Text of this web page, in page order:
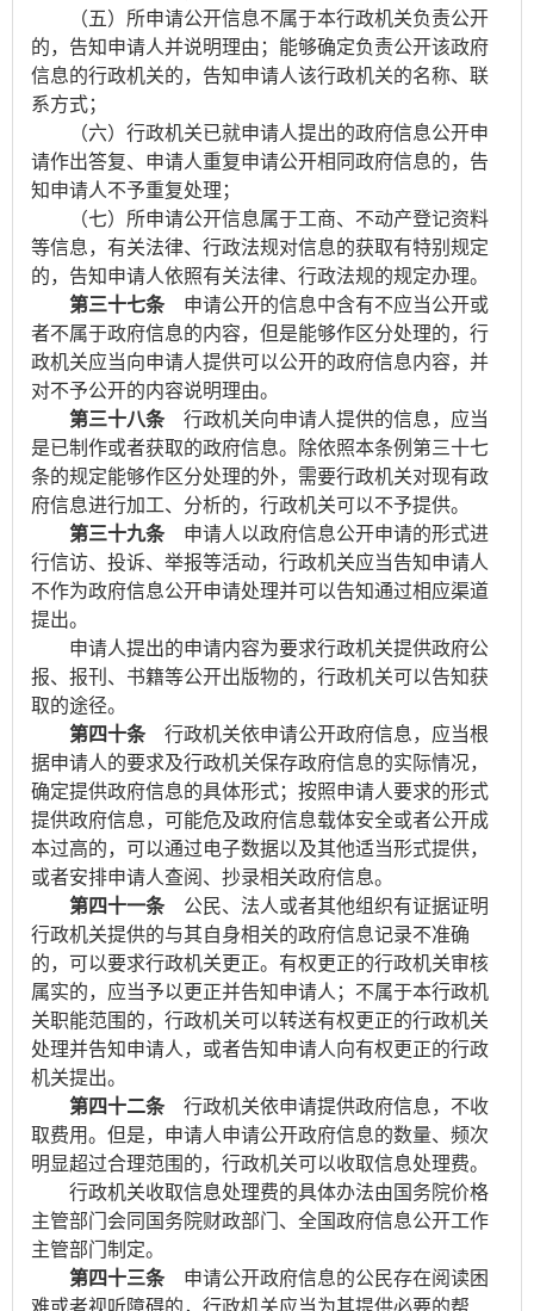
（五）所申请公开信息不属于本行政机关负责公开
的，告知申请人并说明理由；能够确定负责公开该政府
信息的行政机关的，告知申请人该行政机关的名称、联
系方式；
（六）行政机关已就申请人提出的政府信息公开申
请作出答复、申请人重复申请公开相同政府信息的，告
知申请人不予重复处理；
（七）所申请公开信息属于工商、不动产登记资料
等信息，有关法律、行政法规对信息的获取有特别规定
的，告知申请人依照有关法律、行政法规的规定办理。
第三十七条申请公开的信息中含有不应当公开或
者不属于政府信息的内容，但是能够作区分处理的，行
政机关应当向申请人提供可以公开的政府信息内容，并
对不予公开的内容说明理由。
第三十八条行政机关向申请人提供的信息，应当
是已制作或者获取的政府信息。除依照本条例第三十七
条的规定能够作区分处理的外，需要行政机关对现有政
府信息进行加工、分析的，行政机关可以不予提供。
第三十九条申请人以政府信息公开申请的形式进
行信访、投诉、举报等活动，行政机关应当告知申请人
不作为政府信息公开申请处理并可以告知通过相应渠道
提出。
申请人提出的申请内容为要求行政机关提供政府公
报、报刊、书籍等公开出版物的，行政机关可以告知获
取的途径。
第四十条行政机关依申请公开政府信息，应当根
据申请人的要求及行政机关保存政府信息的实际情况，
确定提供政府信息的具体形式；按照申请人要求的形式
提供政府信息，可能危及政府信息载体安全或者公开成
本过高的，可以通过电子数据以及其他适当形式提供，
或者安排申请人查阅、抄录相关政府信息。
第四十一条公民、法人或者其他组织有证据证明
行政机关提供的与其自身相关的政府信息记录不准确
的，可以要求行政机关更正。有权更正的行政机关审核
属实的，应当予以更正并告知申请人；不属于本行政机
关职能范围的，行政机关可以转送有权更正的行政机关
处理并告知申请人，或者告知申请人向有权更正的行政
机关提出。
第四十二条行政机关依申请提供政府信息，不收
取费用。但是，申请人申请公开政府信息的数量、频次
明显超过合理范围的，行政机关可以收取信息处理费。
行政机关收取信息处理费的具体办法由国务院价格
主管部门会同国务院财政部门、全国政府信息公开工作
主管部门制定。
第四十三条申请公开政府信息的公民存在阅读困
难或者视听障碍的，行政机关应当为其提供必要的帮